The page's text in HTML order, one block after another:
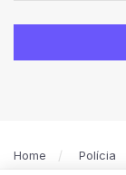
Home Polícia